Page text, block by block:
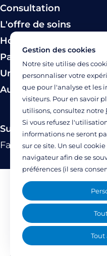
Consultation
L'offre de soins
Hospitalisation
Paiement
Urgence
Autres modes de
Suivez-nous
FacebookTwitter
Mentions légales
Politique de
Accessibilité :
(77%)
Gestion des cookies
Notre site utilise des
personnaliser votre
que pour l'analyse et les
visiteurs. Pour en savoir
utilisons, consultez notre
Si vous refusez
informations ne seront
sur ce site. Un seul
navigateur afin de se
préférences (il sera
Tout